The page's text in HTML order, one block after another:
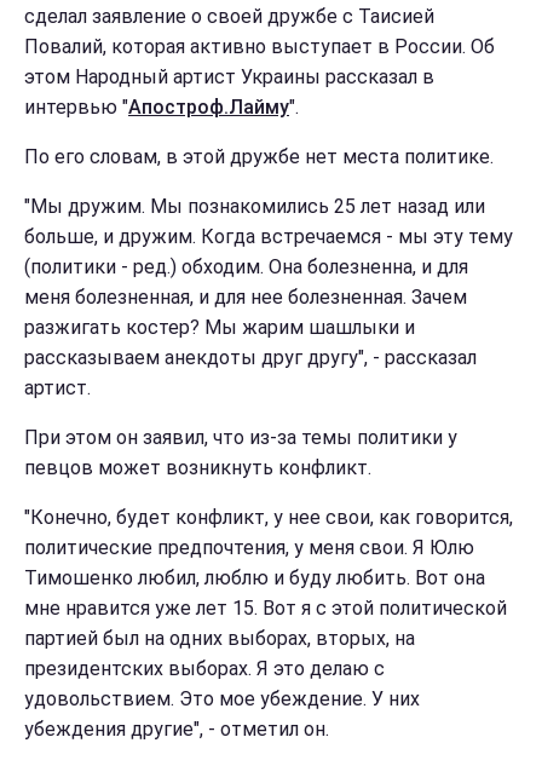
сделал заявление о своей дружбе с Таисией
Повалий, которая активно выступает в России. Об
этом Народный артист Украины рассказал в
интервью "Апостроф.Лайму".
По его словам, в этой дружбе нет места политике.
"Мы дружим. Мы познакомились 25 лет назад или
больше, и дружим. Когда встречаемся - мы эту тему
(политики - ред.) обходим. Она болезненна, и для
меня болезненная, и для нее болезненная. Зачем
разжигать костер? Мы жарим шашлыки и
рассказываем анекдоты друг другу", - рассказал
артист.
При этом он заявил, что из-за темы политики у
певцов может возникнуть конфликт.
"Конечно, будет конфликт, у нее свои, как говорится,
политические предпочтения, у меня свои. Я Юлю
Тимошенко любил, люблю и буду любить. Вот она
мне нравится уже лет 15. Вот я с этой политической
партией был на одних выборах, вторых, на
президентских выборах. Я это делаю с
удовольствием. Это мое убеждение. У них
убеждения другие", - отметил он.